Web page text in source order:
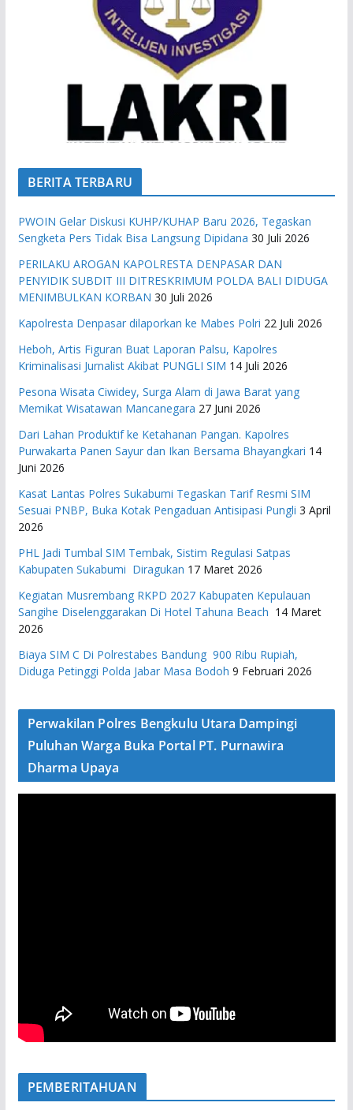
BERITA TERBARU
PWOIN Gelar Diskusi KUHP/KUHAP Baru 2026, Tegaskan
Sengketa Pers Tidak Bisa Langsung Dipidana 30 Juli 2026
PERILAKU AROGAN KAPOLRESTA DENPASAR DAN
PENYIDIK SUBDIT III DITRESKRIMUM POLDA BALI DIDUGA
MENIMBULKAN KORBAN 30 Juli 2026
Kapolresta Denpasar dilaporkan ke Mabes Polri 22 Juli 2026
Heboh, Artis Figuran Buat Laporan Palsu, Kapolres
Kriminalisasi Jurnalist Akibat PUNGLI SIM 14 Juli 2026
Pesona Wisata Ciwidey, Surga Alam di Jawa Barat yang
Memikat Wisatawan Mancanegara 27 Juni 2026
Dari Lahan Produktif ke Ketahanan Pangan. Kapolres
Purwakarta Panen Sayur dan Ikan Bersama Bhayangkari 14
Juni 2026
Kasat Lantas Polres Sukabumi Tegaskan Tarif Resmi SIM
Sesuai PNBP, Buka Kotak Pengaduan Antisipasi Pungli 3 April
2026
PHL Jadi Tumbal SIM Tembak, Sistim Regulasi Satpas
Kabupaten Sukabumi Diragukan 17 Maret 2026
Kegiatan Musrembang RKPD 2027 ​Kabupaten Kepulauan
Sangihe Diselenggarakan Di Hotel Tahuna Beach 14 Maret
2026
Biaya SIM C Di Polrestabes Bandung 900 Ribu Rupiah,
Diduga Petinggi Polda Jabar Masa Bodoh 9 Februari 2026
Perwakilan Polres Bengkulu Utara Dampingi
Puluhan Warga Buka Portal PT. Purnawira
Dharma Upaya
PEMBERITAHUAN